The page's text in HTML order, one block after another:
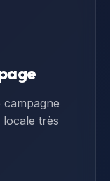
campagne
très